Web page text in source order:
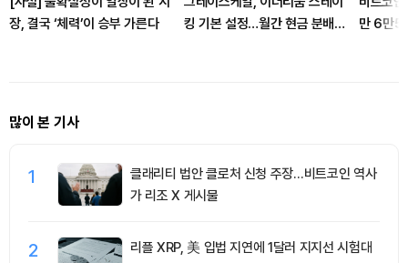
장, 결국 ‘체력’이 승부 가른다
킹 기본 설정…월간 현금 분배로
만 6만
많이 본 기사
1
클래리티 법안 클로처 신청 주장…비트코인 역사
가 리조 X 게시물
2 리플 XRP, 美 입법 지연에 1달러 지지선 시험대